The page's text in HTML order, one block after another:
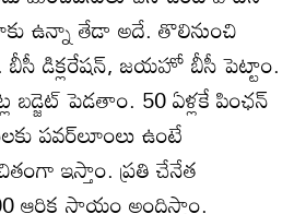
ఉన్నా తేడా అదే. తొలినుంచి
బీసీ డిక్లరేషన్‌, జయహో బీసీ పెట్టాం.
బడ్జెట్‌ పెడతాం. 50 ఏళ్లకే పింఛన్‌
పవర్‌లూంలు ఉంటే
ఇస్తాం. ప్రతి చేనేత
ఆర్థిక సాయం అందిస్తాం.